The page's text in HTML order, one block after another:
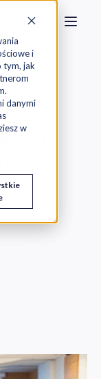
i
tym, jak
danymi
w
Szukaj na stronie
Skontaktuj